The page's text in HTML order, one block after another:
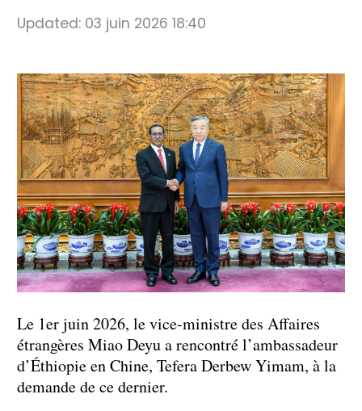
Updated: 03 juin 2026 18:40
Le 1er juin 2026, le vice-ministre des Affaires
étrangères Miao Deyu a rencontré l’ambassadeur
d’Éthiopie en Chine, Tefera Derbew Yimam, à la
demande de ce dernier.